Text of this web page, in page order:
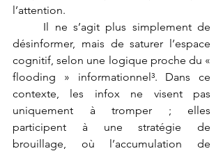
l’attention.
désinformer, mais de saturer l’espace
cognitif, selon une logique proche du «
flooding » informationnel³. Dans ce
contexte, les infox ne visent pas
uniquement à tromper ; elles
participent à une stratégie de
brouillage, où l’accumulation de